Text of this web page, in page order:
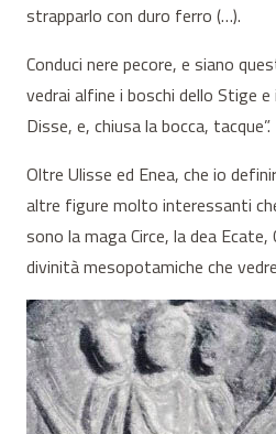
strapparlo con duro ferro (…).
Conduci nere pecore, e siano
vedrai alfine i boschi dello Stige e
Disse, e, chiusa la bocca, tacque”.
Oltre Ulisse ed Enea, che io
altre figure molto interessanti
sono la maga Circe, la dea Ecate,
divinità mesopotamiche che